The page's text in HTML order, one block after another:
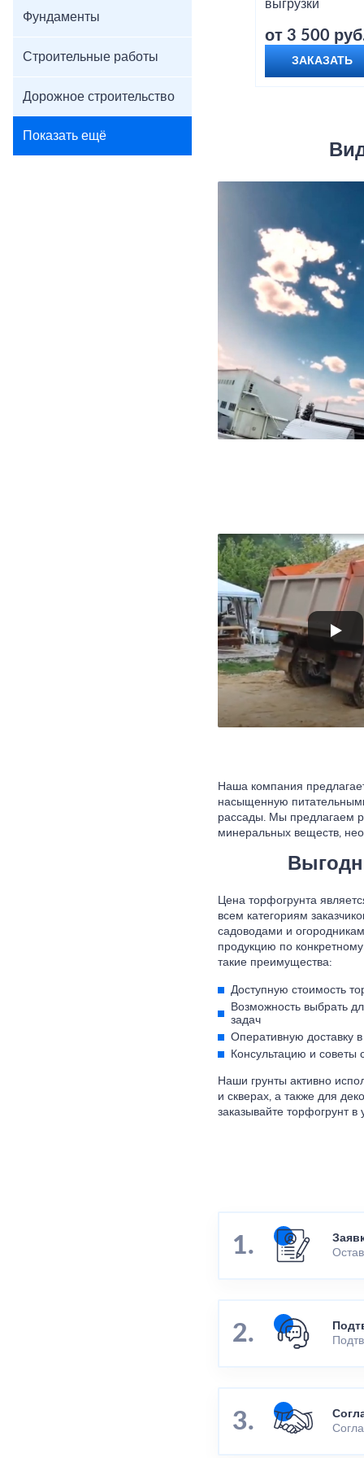
Фундаменты
Строительные работы
Дорожное строительство
Показать ещё
выгрузки
от 3 500
ЗАКАЗАТЬ
Наша компания
насыщенную
рассады. Мы предлагаем
минеральных веществ,
Цена торфогрунта
всем категориям
садоводами и
продукцию по
такие преимущества:
Доступную стоимость
Возможность выбрать
задач
Оперативную доставку
Консультацию и советы
Наши грунты активно
и скверах, а также для
заказывайте торфогрунт